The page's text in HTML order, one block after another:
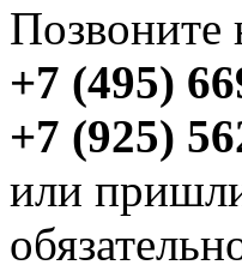
+7 (495)
+7 (925)
или